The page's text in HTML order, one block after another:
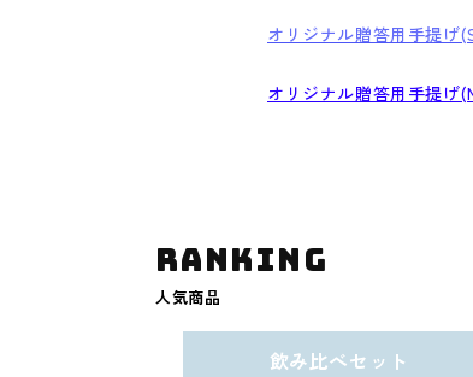
オリジナル贈答用手提げ
オリジナル贈答用手提げ
ranking
人気商品
飲み比べセット